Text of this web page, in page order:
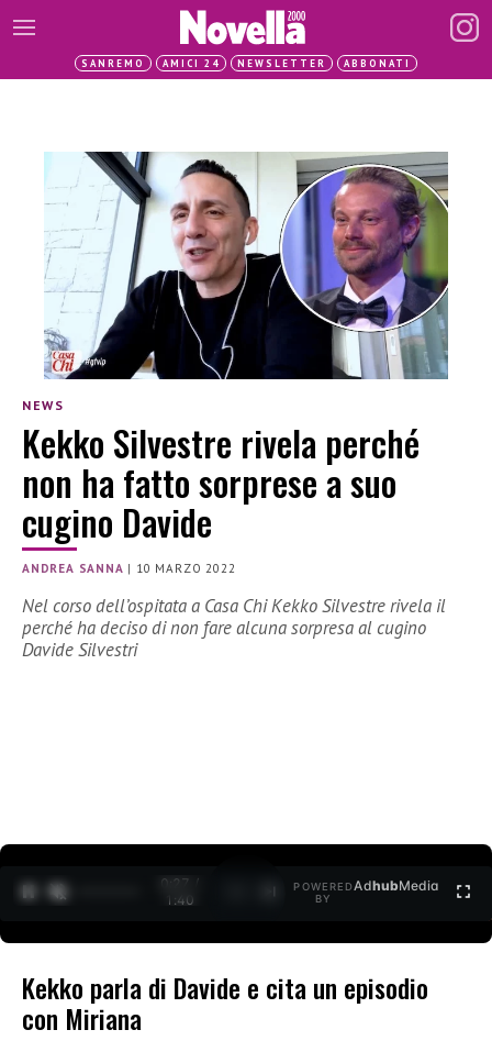
SANREMO AMICI 24 NEWSLETTER ABBONATI
NEWS
Kekko Silvestre rivela perché
non ha fatto sorprese a suo
cugino Davide
ANDREA SANNA | 10 MARZO 2022
Nel corso dell’ospitata a Casa Chi Kekko Silvestre rivela il
perché ha deciso di non fare alcuna sorpresa al cugino
Davide Silvestri
0:27 /
1:40
POWERED
BY
AdhubMedia
Kekko parla di Davide e cita un episodio
con Miriana